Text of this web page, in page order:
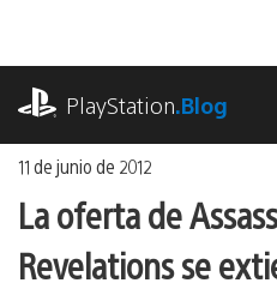
contenido
PlayStation.Blog
11 de junio de 2012
La oferta de
Revelations se